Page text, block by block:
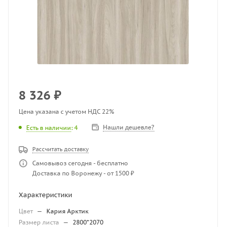
8 326 ₽
Цена указана с учетом НДС 22%
Есть в наличии: 4 Нашли дешевле?
Рассчитать доставку
Самовывоз сегодня - бесплатно
Доставка по Воронежу - от 1500 ₽
Характеристики
Цвет —
Кария Арктик
Размер листа
— 2800*2070